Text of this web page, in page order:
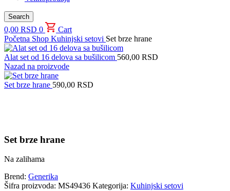
Search
0,00 RSD 0
Cart
Početna Shop Kuhinjski setovi Set brze hrane
Alat set od 16 delova sa bušilicom 560,00 RSD
Nazad na proizvode
Set brze hrane 590,00 RSD
Set brze hrane
Na zalihama
Brend: Generika
Šifra proizvoda: MS49436 Kategorija: Kuhinjski setovi